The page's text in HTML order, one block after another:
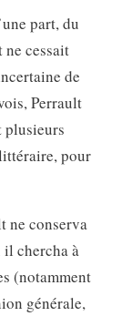
part, du
ne cessait
de
Perrault
plusieurs
pour
conserva
il chercha à
(notamment
générale,